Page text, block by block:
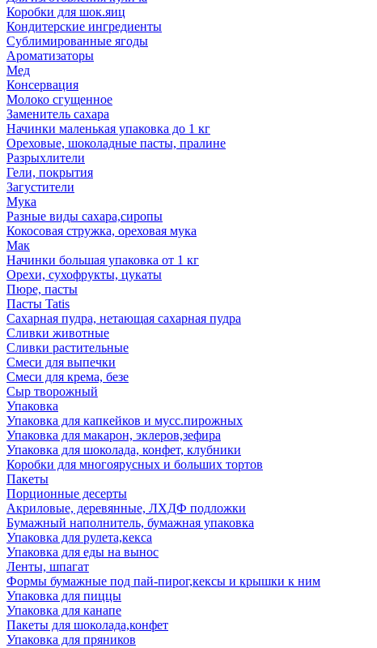
Коробки для шок.яиц
Кондитерские ингредиенты
Сублимированные ягоды
Ароматизаторы
Мед
Консервация
Молоко сгущенное
Заменитель сахара
Начинки маленькая упаковка до 1 кг
Ореховые, шоколадные пасты, пралине
Разрыхлители
Гели, покрытия
Загустители
Мука
Разные виды сахара,сиропы
Кокосовая стружка, ореховая мука
Мак
Начинки большая упаковка от 1 кг
Орехи, сухофрукты, цукаты
Пюре, пасты
Пасты Tatis
Сахарная пудра, нетающая сахарная пудра
Сливки животные
Сливки растительные
Смеси для выпечки
Смеси для крема, безе
Сыр творожный
Упаковка
Упаковка для капкейков и мусс.пирожных
Упаковка для макарон, эклеров,зефира
Упаковка для шоколада, конфет, клубники
Коробки для многоярусных и больших тортов
Пакеты
Порционные десерты
Акриловые, деревянные, ЛХДФ подложки
Бумажный наполнитель, бумажная упаковка
Упаковка для рулета,кекса
Упаковка для еды на вынос
Ленты, шпагат
Формы бумажные под пай-пирог,кексы и крышки к ним
Упаковка для пиццы
Упаковка для канапе
Пакеты для шоколада,конфет
Упаковка для пряников